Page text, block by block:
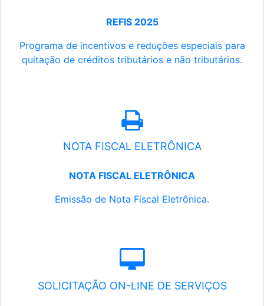
REFIS 2025
Programa de incentivos e reduções especiais para
quitação de créditos tributários e não tributários.
NOTA FISCAL ELETRÔNICA
NOTA FISCAL ELETRÔNICA
Emissão de Nota Fiscal Eletrônica.
SOLICITAÇÃO ON-LINE DE SERVIÇOS